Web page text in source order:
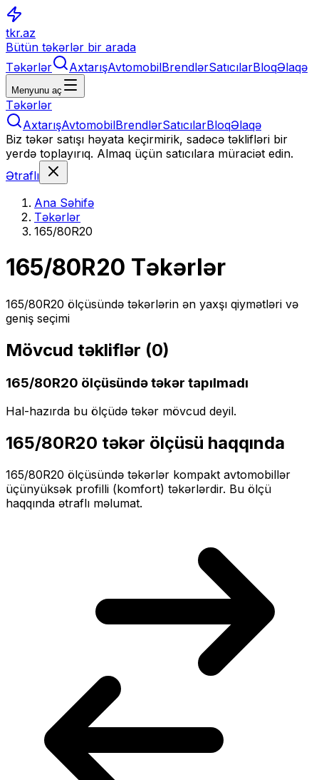
tkr.az
Bütün təkərlər bir arada
Təkərlər
AxtarışAvtomobilBrendlərSatıcılarBloqƏlaqə
Menyunu aç
Təkərlər
AxtarışAvtomobilBrendlərSatıcılarBloqƏlaqə
Biz təkər satışı həyata keçirmirik, sadəcə təklifləri bir
yerdə toplayırıq. Almaq üçün satıcılara müraciət edin.
Ətraflı
Ana Səhifə
Təkərlər
165/80R20
165/80R20 Təkərlər
165/80R20 ölçüsündə təkərlərin ən yaxşı qiymətləri və
geniş seçimi
Mövcud təkliflər (0)
165/80R20 ölçüsündə təkər tapılmadı
Hal-hazırda bu ölçüdə təkər mövcud deyil.
165/80R20 təkər ölçüsü haqqında
165/80R20 ölçüsündə təkərlər kompakt avtomobillər
üçünyüksək profilli (komfort) təkərlərdir. Bu ölçü
haqqında ətraflı məlumat.